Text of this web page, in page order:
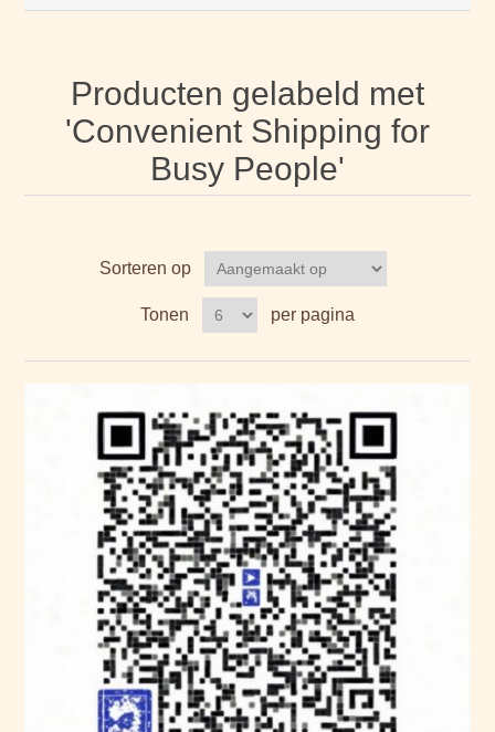
Producten gelabeld met
'Convenient Shipping for
Busy People'
Sorteren op
Tonen per pagina